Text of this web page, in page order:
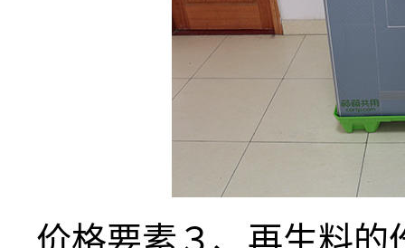
价格要素３、再生料的